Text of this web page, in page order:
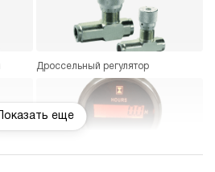
Дроссельный регулятор
Счетчик моточасов
Показать еще